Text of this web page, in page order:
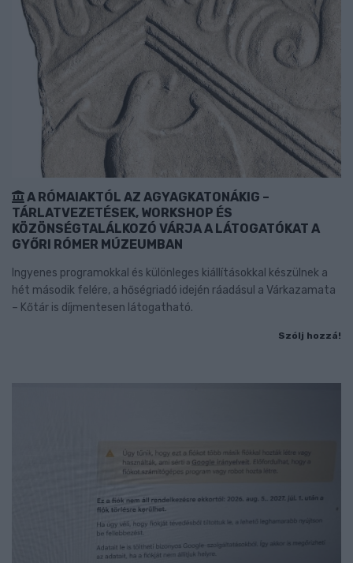
A RÓMAIAKTÓL AZ AGYAGKATONÁKIG –
TÁRLATVEZETÉSEK, WORKSHOP ÉS
KÖZÖNSÉGTALÁLKOZÓ VÁRJA A LÁTOGATÓKAT A
GYŐRI RÓMER MÚZEUMBAN
Ingyenes programokkal és különleges kiállításokkal készülnek a
hét második felére, a hőségriadó idején ráadásul a Várkazamata
– Kőtár is díjmentesen látogatható.
Szólj hozzá!